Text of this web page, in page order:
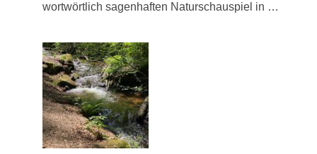
wortwörtlich sagenhaften Naturschauspiel in …